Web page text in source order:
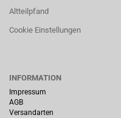
Altteilpfand
Cookie Einstellungen
INFORMATION
Impressum
AGB
Versandarten